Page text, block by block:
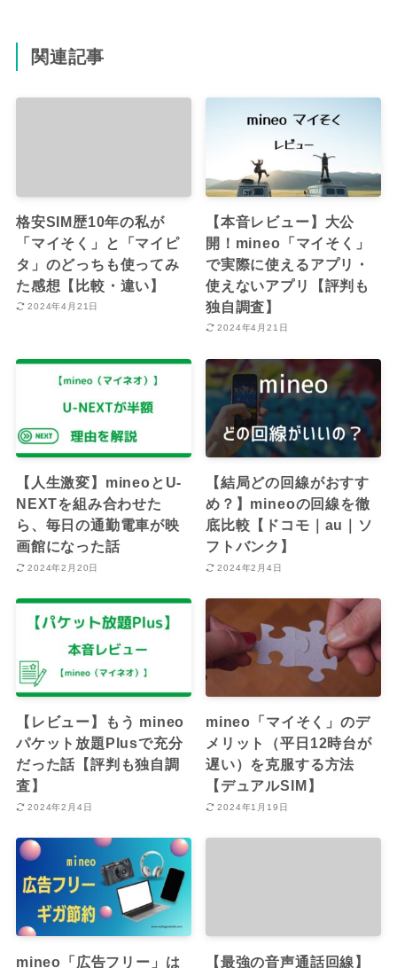
関連記事
格安SIM歴10年の私が
「マイそく」と「マイピ
タ」のどっちも使ってみ
た感想【比較・違い】
2024年4月21日
【本音レビュー】大公
開！mineo「マイそく」
で実際に使えるアプリ・
使えないアプリ【評判も
独自調査】
2024年4月21日
【人生激変】mineoとU-
NEXTを組み合わせた
ら、毎日の通勤電車が映
画館になった話
2024年2月20日
【結局どの回線がおすす
め？】mineoの回線を徹
底比較【ドコモ｜au｜ソ
フトバンク】
2024年2月4日
【レビュー】もう mineo
パケット放題Plusで充分
だった話【評判も独自調
査】
2024年2月4日
mineo「マイそく」のデ
メリット（平日12時台が
遅い）を克服する方法
【デュアルSIM】
2024年1月19日
mineo「広告フリー」は 【最強の音声通話回線】